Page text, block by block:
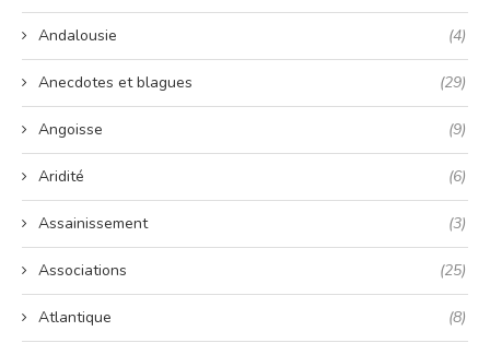
Andalousie (4)
Anecdotes et blagues (29)
Angoisse (9)
Aridité (6)
Assainissement (3)
Associations (25)
Atlantique (8)